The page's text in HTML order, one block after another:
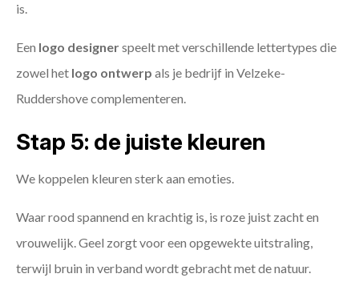
is.
Een logo designerspeelt met verschillende lettertypes die
zowel het logo ontwerp als je bedrijf in Velzeke-
Ruddershove complementeren.
Stap 5: de juiste kleuren
We koppelen kleuren sterk aan emoties.
Waar rood spannend en krachtig is, is roze juist zacht en
vrouwelijk. Geel zorgt voor een opgewekte uitstraling,
terwijl bruin in verband wordt gebracht met de natuur.